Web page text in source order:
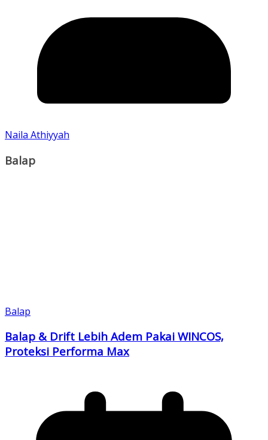
Naila Athiyyah
Balap
Balap
Balap & Drift Lebih Adem Pakai WINCOS,
Proteksi Performa Max